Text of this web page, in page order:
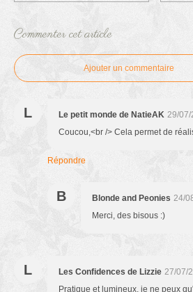
Commenter cet article
Ajouter un commentaire
L Le petit monde de NatieAK 29/07/
Coucou,<br /> Cela permet de
Répondre
B Blonde and Peonies 24/
Merci, des bisous :)
L Les Confidences de Lizzie 27/07/
Pratique et lumineux, je ne peux